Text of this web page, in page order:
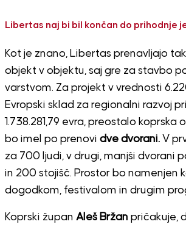
Libertas naj bi bil končan do prihodnje
Kot je znano, Libertas prenavljajo
objekt v objektu, saj gre za stavbo
varstvom. Za projekt v vrednosti
Evropski sklad za regionalni razvoj
1.738.281,79 evra, preostalo koprska
bo imel po prenovi dve dvorani.V
za 700 ljudi, v drugi, manjši dvorani
in 200 stojišč. Prostor bo namenjen
dogodkom, festivalom in drugim
Koprski župan Aleš Bržan pričakuje,